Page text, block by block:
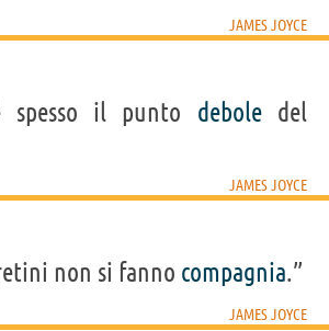
JAMES JOYCE
spesso il punto deboledel
JAMES JOYCE
non si fanno compagnia.”
JAMES JOYCE